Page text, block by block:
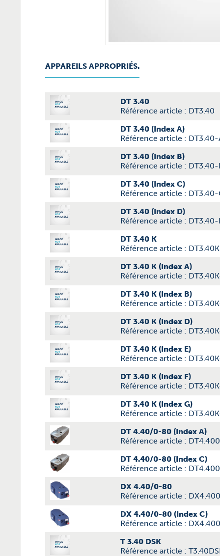
APPAREILS APPROPRIÉS.
DT 3.40
Référence article : DT3.40
DT 3.40 (Index A)
Référence article : DT3.40-
DT 3.40 (Index B)
Référence article : DT3.40-
DT 3.40 (Index C)
Référence article : DT3.40-
DT 3.40 (Index D)
Référence article : DT3.40-
DT 3.40 K
Référence article : DT3.40K
DT 3.40 K (Index A)
Référence article :
DT 3.40 K (Index B)
Référence article :
DT 3.40 K (Index D)
Référence article :
DT 3.40 K (Index E)
Référence article :
DT 3.40 K (Index F)
Référence article :
DT 3.40 K (Index G)
Référence article :
DT 4.40/0-80 (Index A)
Référence article :
DT 4.40/0-80 (Index C)
Référence article :
DX 4.40/0-80
Référence article :
DX 4.40/0-80 (Index C)
Référence article :
T 3.40 DSK
Référence article :